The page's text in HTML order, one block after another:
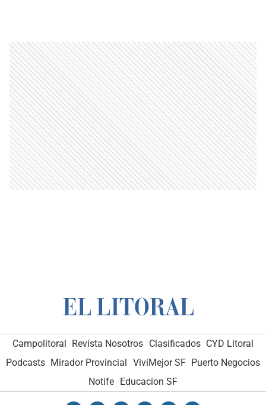
Campolitoral Revista Nosotros Clasificados CYD Litoral
Podcasts Mirador Provincial VivíMejor SF Puerto Negocios
Notife
Educacion SF